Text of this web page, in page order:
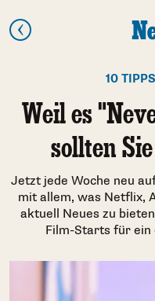
10
Weil es
sollten
Jetzt jede Woche neu
mit allem, was Netflix,
aktuell Neues zu
Film-Starts für ein